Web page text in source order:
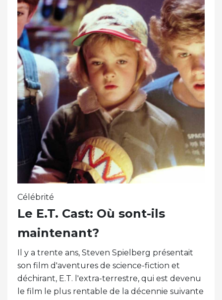
Célébrité
Le E.T. Cast: Où sont-ils
maintenant?
Il y a trente ans, Steven Spielberg présentait
son film d'aventures de science-fiction et
déchirant, E.T. l'extra-terrestre, qui est devenu
le film le plus rentable de la décennie suivante